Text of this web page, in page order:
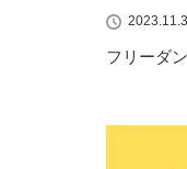
フリーダ